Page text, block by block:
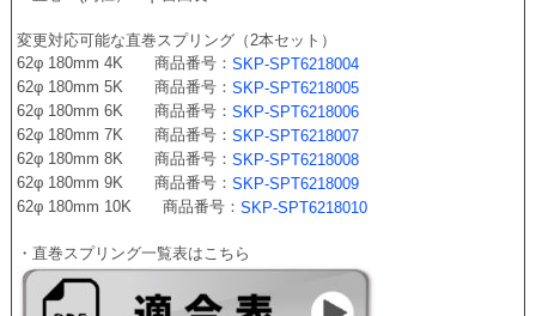
変更対応可能な直巻スプリング（2本セット）
62φ 180mm 4K　　商品番号： SKP-SPT6218004
62φ 180mm 5K　　商品番号： SKP-SPT6218005
62φ 180mm 6K　　商品番号： SKP-SPT6218006
62φ 180mm 7K　　商品番号： SKP-SPT6218007
62φ 180mm 8K　　商品番号： SKP-SPT6218008
62φ 180mm 9K　　商品番号： SKP-SPT6218009
62φ 180mm 10K　　商品番号： SKP-SPT6218010
・直巻スプリング一覧表はこちら